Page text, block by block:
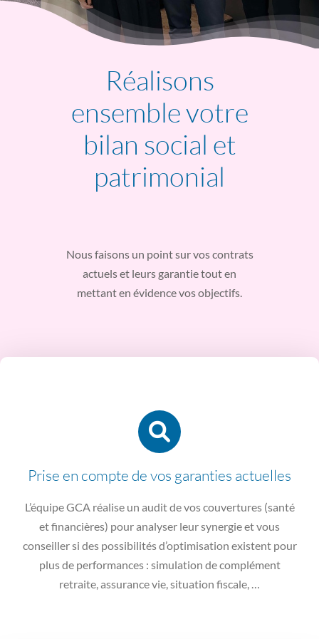
Réalisons
ensemble votre
bilan social et
patrimonial
Nous faisons un point sur vos contrats
actuels et leurs garantie tout en
mettant en évidence vos objectifs.
Prise en compte de vos garanties actuelles
L’équipe GCA réalise un audit de vos couvertures (santé
et financières) pour analyser leur synergie et vous
conseiller si des possibilités d’optimisation existent pour
plus de performances : simulation de complément
retraite, assurance vie, situation fiscale, …